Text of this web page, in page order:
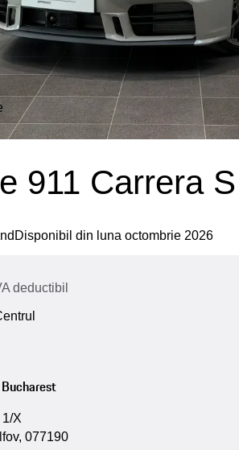
911 Carrera S
Disponibil din luna octombrie 2026
deductibil
X
077190